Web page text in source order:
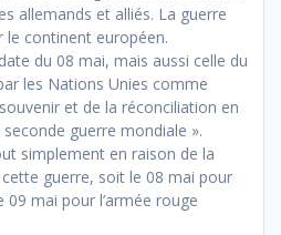
allemands et alliés. La guerre
continent européen.
du 08 mai, mais aussi celle du
les Nations Unies comme
et de la réconciliation en
guerre mondiale ».
simplement en raison de la
guerre, soit le 08 mai pour
mai pour l’armée rouge